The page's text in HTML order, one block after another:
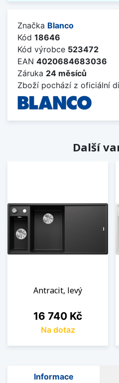
Značka Blanco
Kód 18646
Kód výrobce 523472
EAN 4020684683036
Záruka 24 měsíců
Zboží pochází z oficiální
Další
Antracit, levý
Cena
16 740 Kč
Na dotaz
Informace